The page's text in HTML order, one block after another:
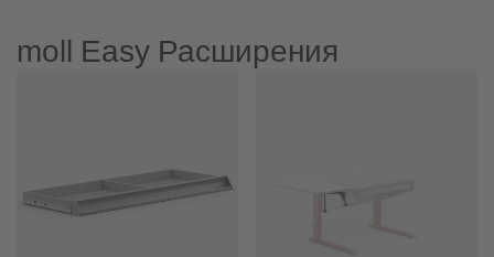
moll Easy Расширения